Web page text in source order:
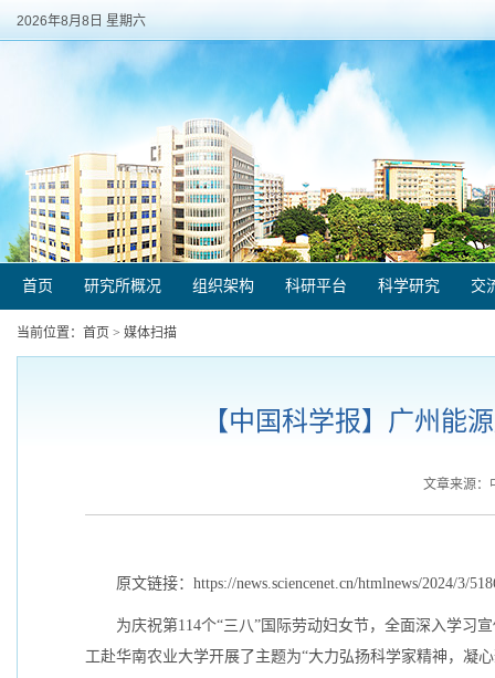
2026年8月8日 星期六
首页 研究所概况 组织架构 科研平台 科学研究 交
当前位置： 首页 > 媒体扫描
【中国科学报】广州能
文章来源：
原文链接：https://news.sciencenet.cn/htmlnews/2024/3/
为庆祝第114个“三八”国际劳动妇女节，全面深入学习
工赴华南农业大学开展了主题为“大力弘扬科学家精神，凝